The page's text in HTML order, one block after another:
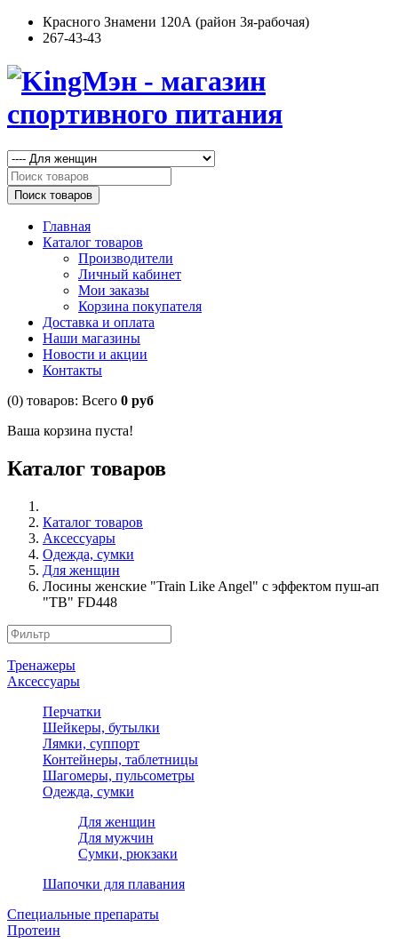
Красного Знамени 120А (район 3я-рабочая)
267-43-43
Поиск товаров
Главная
Каталог товаров
Производители
Личный кабинет
Мои заказы
Корзина покупателя
Доставка и оплата
Наши магазины
Новости и акции
Контакты
(0) товаров: Всего 0 руб
Ваша корзина пуста!
Каталог товаров
Каталог товаров
Аксессуары
Одежда, сумки
Для женщин
Лосины женские "Train Like Angel" с эффектом пуш-ап
"TB" FD448
Тренажеры
Аксессуары
Перчатки
Шейкеры, бутылки
Лямки, суппорт
Контейнеры, таблетницы
Шагомеры, пульсометры
Одежда, сумки
Для женщин
Для мужчин
Сумки, рюкзаки
Шапочки для плавания
Специальные препараты
Протеин